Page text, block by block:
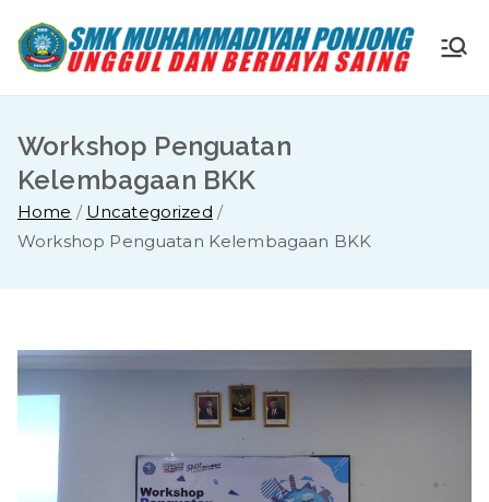
content
S
ha
m
Ungg
ul
Workshop Penguatan
Kelembagaan BKK
Home
Uncategorized
Workshop Penguatan Kelembagaan BKK